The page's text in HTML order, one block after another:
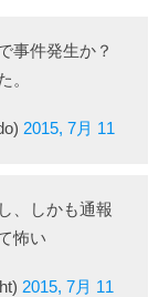
事件発生か？
。
2015, 7月 11
、しかも通報
怖い
2015, 7月 11